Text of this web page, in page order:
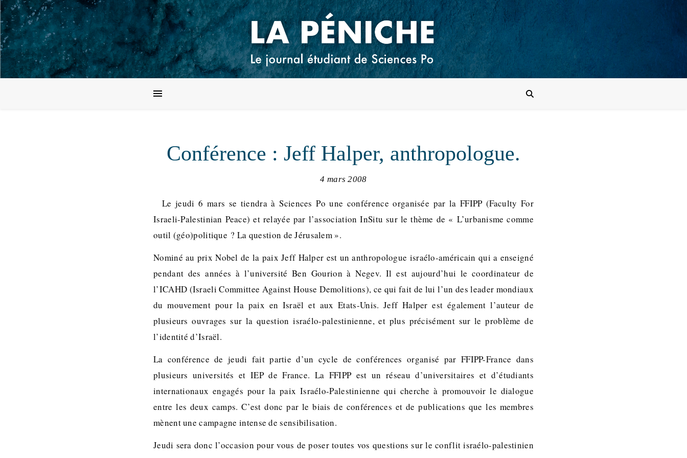
Conférence : Jeff Halper, anthropologue.
4 mars 2008
Le jeudi 6 mars se tiendra à Sciences Po une conférence organisée par la FFIPP (Faculty For
Israeli-Palestinian Peace) et relayée par l’association InSitu sur le thème de « L’urbanisme comme
outil (géo)politique ? La question de Jérusalem ».
Nominé au prix Nobel de la paix Jeff Halper est un anthropologue israélo-américain qui a enseigné
pendant des années à l’université Ben Gourion à Negev. Il est aujourd’hui le coordinateur de
l’ICAHD (Israeli Committee Against House Demolitions), ce qui fait de lui l’un des leader mondiaux
du mouvement pour la paix en Israël et aux Etats-Unis. Jeff Halper est également l’auteur de
plusieurs ouvrages sur la question israélo-palestinienne, et plus précisément sur le problème de
l’identité d’Israël.
La conférence de jeudi fait partie d’un cycle de conférences organisé par FFIPP-France dans
plusieurs universités et IEP de France. La FFIPP est un réseau d’universitaires et d’étudiants
internationaux engagés pour la paix Israélo-Palestinienne qui cherche à promouvoir le dialogue
entre les deux camps. C’est donc par le biais de conférences et de publications que les membres
mènent une campagne intense de sensibilisation.
Jeudi sera donc l’occasion pour vous de poser toutes vos questions sur le conflit israélo-palestinien